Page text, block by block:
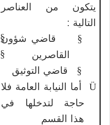
يتكون من العناصر
التالية :
§
قاضي شؤون
القاصرين
§
قاضي التوثيق
Ü
أما النيابة العامة فلا
حاجة لتدخلها في
هذا القسم
§
§